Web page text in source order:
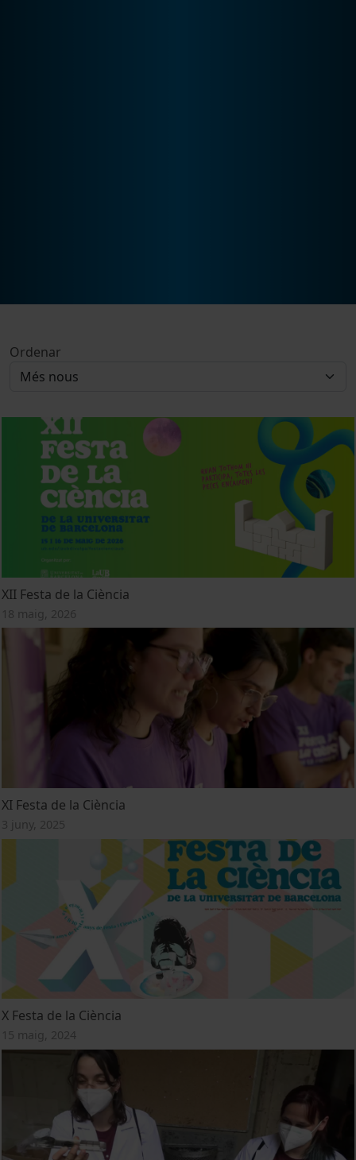
Ordenar
XII Festa de la Ciència
18 maig, 2026
XI Festa de la Ciència
3 juny, 2025
X Festa de la Ciència
15 maig, 2024